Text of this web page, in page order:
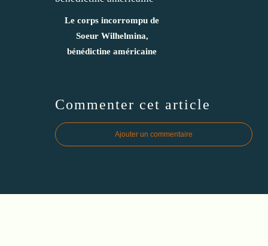
Le corps incorrompu de
Soeur Wilhelmina,
bénédictine américaine
Commenter cet article
Ajouter un commentaire